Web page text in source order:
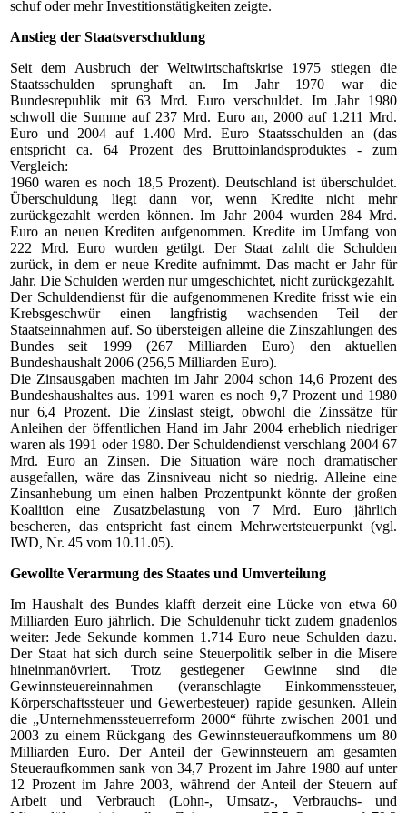
schuf oder mehr Investitionstätigkeiten zeigte.
Anstieg der Staatsverschuldung
Seit dem Ausbruch der Weltwirtschaftskrise 1975 stiegen die
Staatsschulden sprunghaft an. Im Jahr 1970 war die
Bundesrepublik mit 63 Mrd. Euro verschuldet. Im Jahr 1980
schwoll die Summe auf 237 Mrd. Euro an, 2000 auf 1.211 Mrd.
Euro und 2004 auf 1.400 Mrd. Euro Staatsschulden an (das
entspricht ca. 64 Prozent des Bruttoinlandsproduktes - zum
Vergleich:
1960 waren es noch 18,5 Prozent). Deutschland ist überschuldet.
Überschuldung liegt dann vor, wenn Kredite nicht mehr
zurückgezahlt werden können. Im Jahr 2004 wurden 284 Mrd.
Euro an neuen Krediten aufgenommen. Kredite im Umfang von
222 Mrd. Euro wurden getilgt. Der Staat zahlt die Schulden
zurück, in dem er neue Kredite aufnimmt. Das macht er Jahr für
Jahr. Die Schulden werden nur umgeschichtet, nicht zurückgezahlt.
Der Schuldendienst für die aufgenommenen Kredite frisst wie ein
Krebsgeschwür einen langfristig wachsenden Teil der
Staatseinnahmen auf. So übersteigen alleine die Zinszahlungen des
Bundes seit 1999 (267 Milliarden Euro) den aktuellen
Bundeshaushalt 2006 (256,5 Milliarden Euro).
Die Zinsausgaben machten im Jahr 2004 schon 14,6 Prozent des
Bundeshaushaltes aus. 1991 waren es noch 9,7 Prozent und 1980
nur 6,4 Prozent. Die Zinslast steigt, obwohl die Zinssätze für
Anleihen der öffentlichen Hand im Jahr 2004 erheblich niedriger
waren als 1991 oder 1980. Der Schuldendienst verschlang 2004 67
Mrd. Euro an Zinsen. Die Situation wäre noch dramatischer
ausgefallen, wäre das Zinsniveau nicht so niedrig. Alleine eine
Zinsanhebung um einen halben Prozentpunkt könnte der großen
Koalition eine Zusatzbelastung von 7 Mrd. Euro jährlich
bescheren, das entspricht fast einem Mehrwertsteuerpunkt (vgl.
IWD, Nr. 45 vom 10.11.05).
Gewollte Verarmung des Staates und Umverteilung
Im Haushalt des Bundes klafft derzeit eine Lücke von etwa 60
Milliarden Euro jährlich. Die Schuldenuhr tickt zudem gnadenlos
weiter: Jede Sekunde kommen 1.714 Euro neue Schulden dazu.
Der Staat hat sich durch seine Steuerpolitik selber in die Misere
hineinmanövriert. Trotz gestiegener Gewinne sind die
Gewinnsteuereinnahmen (veranschlagte Einkommenssteuer,
Körperschaftssteuer und Gewerbesteuer) rapide gesunken. Allein
die „Unternehmenssteuerreform 2000“ führte zwischen 2001 und
2003 zu einem Rückgang des Gewinnsteueraufkommens um 80
Milliarden Euro. Der Anteil der Gewinnsteuern am gesamten
Steueraufkommen sank von 34,7 Prozent im Jahre 1980 auf unter
12 Prozent im Jahre 2003, während der Anteil der Steuern auf
Arbeit und Verbrauch (Lohn-, Umsatz-, Verbrauchs- und